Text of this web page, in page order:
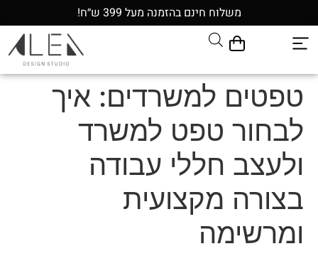
משלוח חינם בהזמנה מעל 399 ש״ח!
טפטים למשרדים: איך
לבחור טפט למשרד
ולעצב חללי עבודה
בצורה מקצועית
ומרשימה